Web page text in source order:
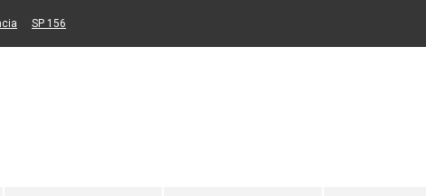
Ir para rodapé
(Link para um novo sítio)
SP 156